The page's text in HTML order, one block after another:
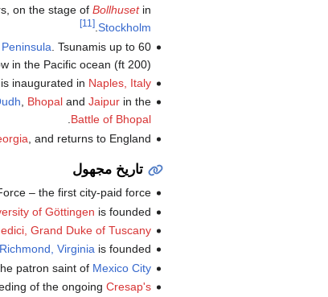
on the stage of Bollhusetin
Stockholm
.
[11]
(200 ft) high follow in the Pacific ocean.
inaugurated in Naples, Italy
, Bhopaland Jaipurin the
Battle of Bhopal
.
, and returns to England.
تاريخ مجهول
– the first city-paid force.
of Göttingen is founded.
Grand Duke of Tuscany
Richmond, Virginiais founded.
patron saint of Mexico City
of the ongoing Cresap's